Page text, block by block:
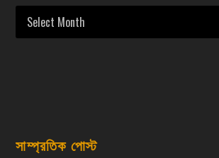
সাম্প্রতিক পোস্ট